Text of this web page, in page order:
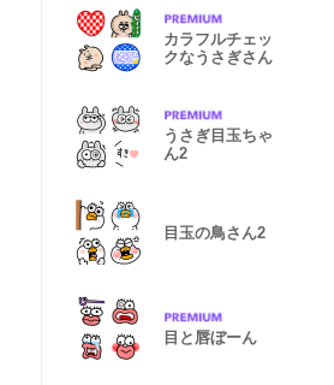
カラフルチェッ
クなうさぎさん
うさぎ目玉ちゃ
ん2
目玉の鳥さん2
目と唇ぼーん